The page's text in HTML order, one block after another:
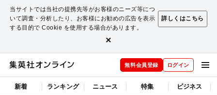
当サイトでは当社の提携先等がお客様のニーズ等につ
いて調査・分析したり、お客様にお勧めの広告を表示
する目的で Cookie を使用する場合があります。
詳しくはこちら
×
無料会員登録 ログイン
新着 ランキング ニュース 特集 ビジネス